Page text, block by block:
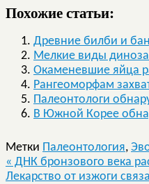
Похожие статьи:
Древние билби и
Мелкие виды
Окаменевшие яйца
Рангеоморфам
Палеонтологи
В Южной Корее
Метки Палеонтология,
« ДНК бронзового века
Лекарство от изжоги